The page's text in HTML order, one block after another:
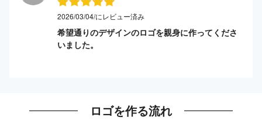
2026/03/04/にレビュー済み
希望通りのデザインのロゴを親身に作ってくださ
いました。
ロゴを作る流れ